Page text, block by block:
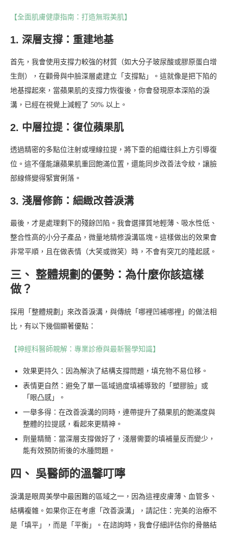
【全面肌膚健康指南：打造無瑕美肌】
1. 深層支撐：重建地基
首先，我會使用支撐力較強的材質（如大分子玻尿酸或膠原蛋白增
生劑），在顴骨與中臉深層處建立「支撐點」。這就像是把下陷的
地基撐起來，當蘋果肌的支撐力恢復後，你會發現原本深陷的淚
溝，已經在視覺上減輕了 50% 以上。
2. 中層拉提：復位蘋果肌
透過精密的多點位注射或埋線拉提，將下垂的組織往斜上方引導復
位。這不僅能讓蘋果肌重回飽滿位置，還能同步改善法令紋，讓臉
部線條變得緊實俐落。
3. 淺層修飾：細緻改善淚溝
最後，才是處理剩下的殘餘凹陷。我會選擇質地輕薄、吸水性低、
整合性高的小分子產品，微量地精修淚溝區塊。這樣做出的效果會
非常平順，且在做表情（大笑或微笑）時，不會有突兀的隆起感。
三、 整體規劃的優勢：為什麼你該這樣
做？
採用「整體規劃」來改善淚溝，與傳統「哪裡凹補哪裡」的做法相
比，有以下幾個顯著優點：
【神經科醫師親解：專業診療與最新醫學知識】
效果更持久：因為解決了結構支撐問題，填充物不易位移。
表情更自然：避免了單一區域過度填補導致的「塑膠臉」或
「眼凸感」。
一舉多得：在改善淚溝的同時，連帶提升了蘋果肌的飽滿度與
整體的拉提感，看起來更精神。
劑量精簡：當深層支撐做好了，淺層需要的填補量反而變少，
能有效預防術後的水腫問題。
四、 吳醫師的溫馨叮嚀
淚溝是眼周美學中最困難的區域之一，因為這裡皮膚薄、血管多、
結構複雜。如果你正在考慮「改善淚溝」，請記住：完美的治療不
是「填平」，而是「平衡」。在諮詢時，我會仔細評估你的骨骼結